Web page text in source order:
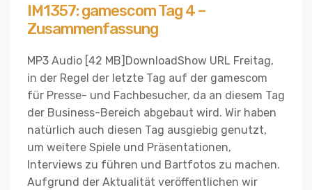
IM1357: gamescom Tag 4 –
Zusammenfassung
MP3 Audio [42 MB]DownloadShow URL Freitag,
in der Regel der letzte Tag auf der gamescom
für Presse- und Fachbesucher, da an diesem Tag
der Business-Bereich abgebaut wird. Wir haben
natürlich auch diesen Tag ausgiebig genutzt,
um weitere Spiele und Präsentationen,
Interviews zu führen und Bartfotos zu machen.
Aufgrund der Aktualität veröffentlichen wir